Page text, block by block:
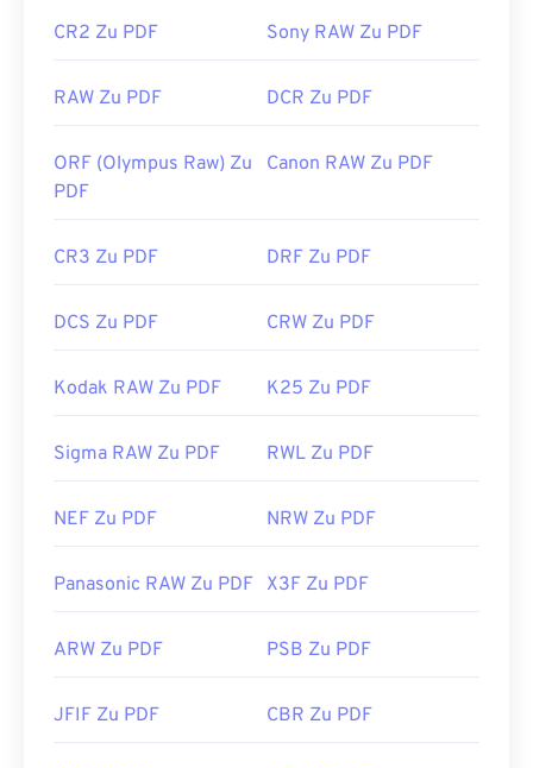
https://acrobat.adobe.com/us/en/why-
CR2 Zu PDF Sony RAW Zu PDF
RAW Zu PDF DCR Zu PDF
ORF (Olympus Raw) Zu
PDF
Canon RAW Zu PDF
CR3 Zu PDF DRF Zu PDF
DCS Zu PDF CRW Zu PDF
Kodak RAW Zu PDF K25 Zu PDF
Sigma RAW Zu PDF RWL Zu PDF
NEF Zu PDF NRW Zu PDF
Panasonic RAW Zu PDF X3F Zu PDF
ARW Zu PDF PSB Zu PDF
JFIF Zu PDF CBR Zu PDF